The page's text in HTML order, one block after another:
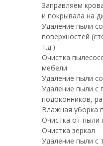
Заправляем
и покрывала на
Удаление пыли
поверхностей
т.д.)
Очистка
мебели
Удаление пыли
Удаление пыли с
подоконников,
Влажная уборка
Очистка от пыли
Очистка зеркал
Удаление пыли с